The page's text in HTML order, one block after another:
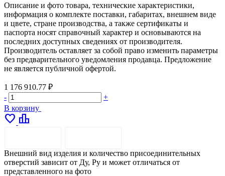
Описание и фото товара, технические характеристики,
информация о комплекте поставки, габаритах, внешнем виде
и цвете, стране производства, а также сертификаты и
паспорта носят справочный характер и основываются на
последних доступных сведениях от производителя.
Производитель оставляет за собой право изменить параметры
без предварительного уведомления продавца. Предложение
не является публичной офертой.
1 176 910.77 ₽
-
+
В корзину
favorite leaderboard
Внешний вид изделия и количество присоединительных
отверстий зависит от Ду, Pу и может отличаться от
представленного на фото